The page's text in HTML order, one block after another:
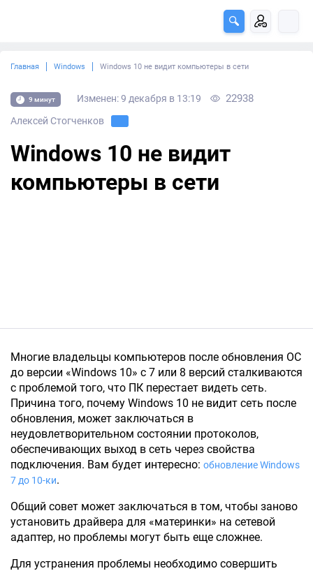
Главная Windows Windows 10 не видит компьютеры в сети
9 минут Изменен: 9 декабря в 13:19 22938
Алексей Стогченков
Windows 10 не видит
компьютеры в сети
Многие владельцы компьютеров после обновления ОС
до версии «Windows 10» с 7 или 8 версий сталкиваются
с проблемой того, что ПК перестает видеть сеть.
Причина того, почему Windows 10 не видит сеть после
обновления, может заключаться в
неудовлетворительном состоянии протоколов,
обеспечивающих выход в сеть через свойства
подключения. Вам будет интересно: обновление Windows
7 до 10-ки.
Общий совет может заключаться в том, чтобы заново
установить драйвера для «материнки» на сетевой
адаптер, но проблемы могут быть еще сложнее.
Для устранения проблемы необходимо совершить